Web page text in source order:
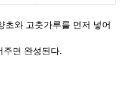
초와 고춧가루를 먼저 넣어
주면 완성된다.